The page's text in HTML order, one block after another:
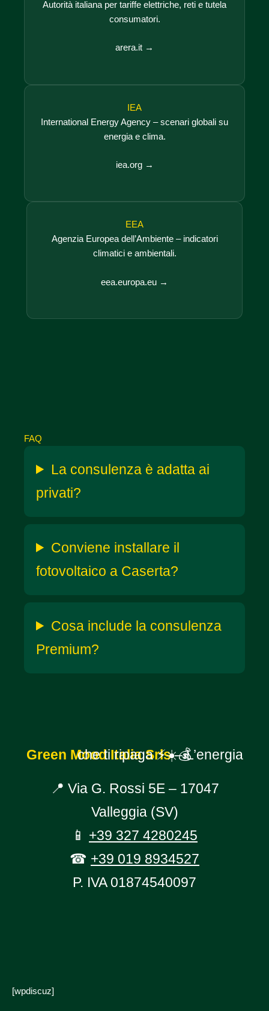
Autorità italiana per tariffe elettriche, reti e tutela
consumatori.
arera.it →
IEA
International Energy Agency – scenari globali su
energia e clima.
iea.org →
EEA
Agenzia Europea dell’Ambiente – indicatori
climatici e ambientali.
eea.europa.eu →
FAQ
La consulenza è adatta ai
privati?
Conviene installare il
fotovoltaico a Caserta?
Cosa include la consulenza
Premium?
Green Mood Italia Srls
– L’energia che ti ripaga ⚡☀️💰
📍 Via G. Rossi 5E – 17047
Valleggia (SV)
📱 +39 327 4280245
☎ +39 019 8934527
P. IVA 01874540097
[wpdiscuz]